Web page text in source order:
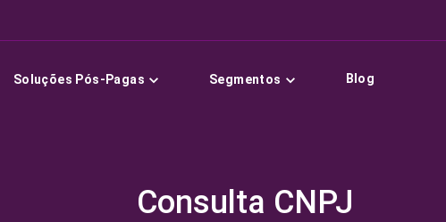
Soluções Pós-Pagas Segmentos Blog
Consulta CNPJ